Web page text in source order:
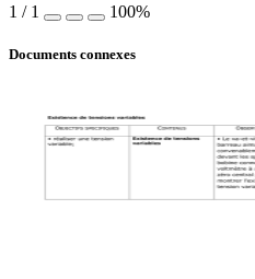
1 / 1 100%
Documents connexes